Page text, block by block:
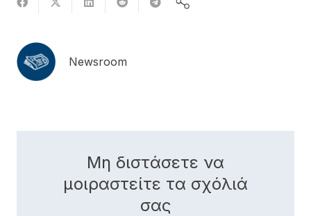
Newsroom
Μη διστάσετε να
μοιραστείτε τα σχόλιά
σας